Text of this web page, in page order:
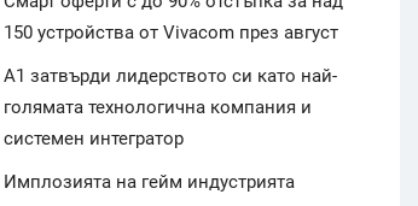
150 устройства от Vivacom през август
А1 затвърди лидерството си като най-
голямата технологична компания и
системен интегратор
Имплозията на гейм индустрията